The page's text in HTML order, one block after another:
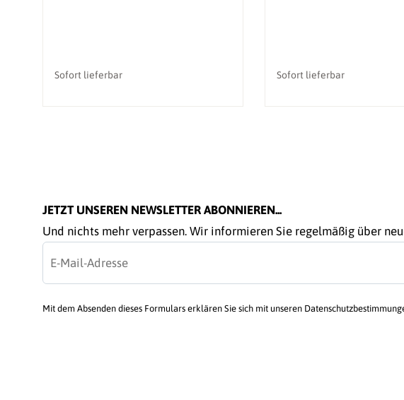
Sofort lieferbar Sofort lieferbar
JETZT UNSEREN NEWSLETTER ABONNIEREN...
Und nichts mehr verpassen. Wir informieren Sie regelmäßig über
Mit dem Absenden dieses Formulars erklären Sie sich mit unseren